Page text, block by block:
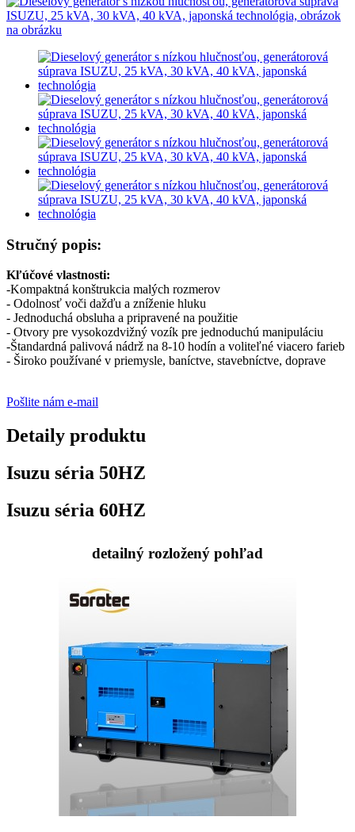
Stručný popis:
Kľúčové vlastnosti:
-Kompaktná konštrukcia malých rozmerov
- Odolnosť voči dažďu a zníženie hluku
- Jednoduchá obsluha a pripravené na použitie
- Otvory pre vysokozdvižný vozík pre jednoduchú manipuláciu
-Štandardná palivová nádrž na 8-10 hodín a voliteľné viacero farieb
- Široko používané v priemysle, baníctve, stavebníctve, doprave
Pošlite nám e-mail
Detaily produktu
Isuzu séria 50HZ
Isuzu séria 60HZ
detailný rozložený pohľad